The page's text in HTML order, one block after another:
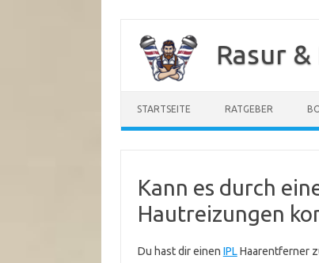
Inhalt
springen
Rasur
STARTSEITE RATGEBER
Kann es durch
Hautreizungen
Du hast dir einen IPLHaarentferner